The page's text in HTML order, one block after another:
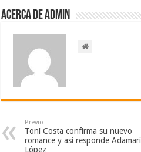
Acerca de admin
Previo
Toni Costa confirma su nuevo
romance y así responde Adamari
López